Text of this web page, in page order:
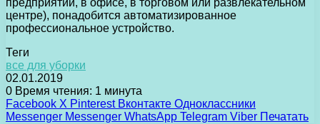
предприятии, в офисе, в торговом или развлекательном
центре), понадобится автоматизированное
профессиональное устройство.
Теги
все для уборки
02.01.2019
0 Время чтения: 1 минута
Facebook X Pinterest Вконтакте Одноклассники
Messenger Messenger WhatsApp Telegram Viber Печатать